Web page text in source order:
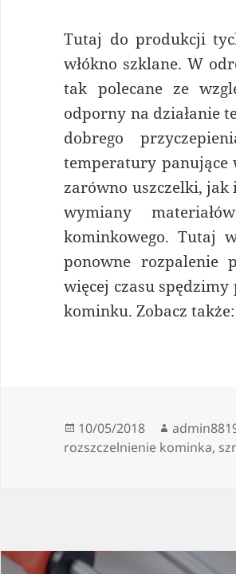
Tutaj do produkcji
włókno szklane. W
tak polecane ze
odporny na działanie
dobrego
temperatury panujące
zarówno uszczelki,
wymiany
kominkowego. Tutaj
ponowne rozpalenie
więcej czasu
kominku. Zobacz
Data
publikacji
10/05/2018 Autor
rozszczelnienie kominka,
Nawigacja